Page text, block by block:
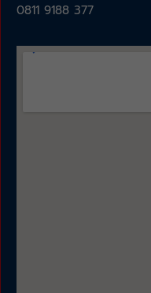
0811 9188 377